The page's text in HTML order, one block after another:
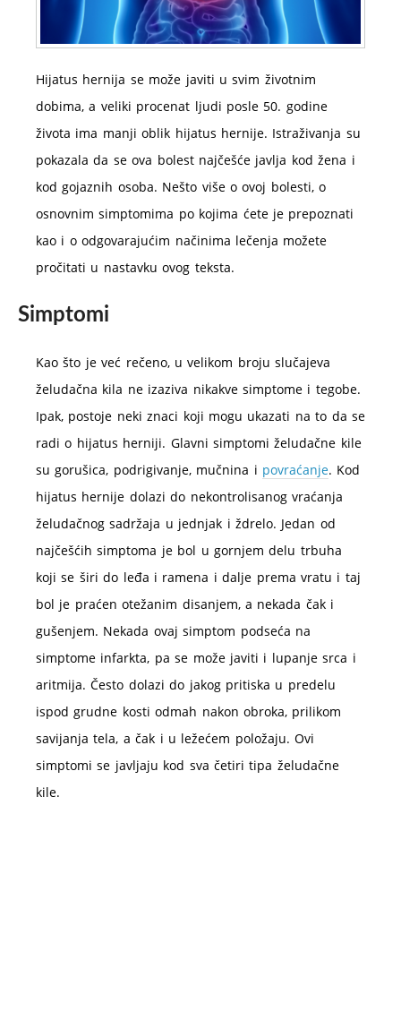
Hijatus hernija se može javiti u svim životnim
dobima, a veliki procenat ljudi posle 50. godine
života ima manji oblik hijatus hernije. Istraživanja su
pokazala da se ova bolest najčešće javlja kod žena i
kod gojaznih osoba. Nešto više o ovoj bolesti, o
osnovnim simptomima po kojima ćete je prepoznati
kao i o odgovarajućim načinima lečenja možete
pročitati u nastavku ovog teksta.
Simptomi
Kao što je već rečeno, u velikom broju slučajeva
želudačna kila ne izaziva nikakve simptome i tegobe.
Ipak, postoje neki znaci koji mogu ukazati na to da se
radi o hijatus herniji. Glavni simptomi želudačne kile
su gorušica, podrigivanje, mučnina i povraćanje. Kod
hijatus hernije dolazi do nekontrolisanog vraćanja
želudačnog sadržaja u jednjak i ždrelo. Jedan od
najčešćih simptoma je bol u gornjem delu trbuha
koji se širi do leđa i ramena i dalje prema vratu i taj
bol je praćen otežanim disanjem, a nekada čak i
gušenjem. Nekada ovaj simptom podseća na
simptome infarkta, pa se može javiti i lupanje srca i
aritmija. Često dolazi do jakog pritiska u predelu
ispod grudne kosti odmah nakon obroka, prilikom
savijanja tela, a čak i u ležećem položaju. Ovi
simptomi se javljaju kod sva četiri tipa želudačne
kile.